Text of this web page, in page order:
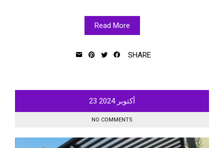
Read More
SHARE
أكتوبر 23 2024
NO COMMENTS